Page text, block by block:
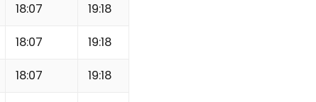
18:07 19:18
18:07 19:18
18:07 19:18